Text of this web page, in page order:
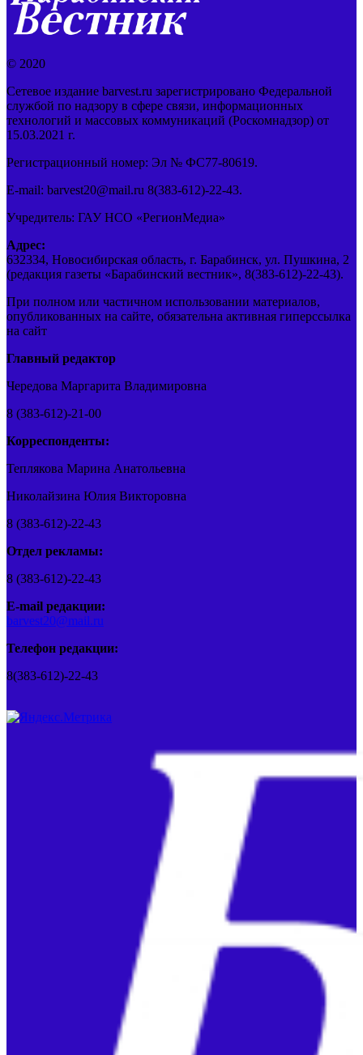
© 2020
Сетевое издание barvest.ru зарегистрировано Федеральной
службой по надзору в сфере связи, информационных
технологий и массовых коммуникаций (Роскомнадзор) от
15.03.2021 г.
Регистрационный номер: Эл № ФС77-80619.
E-mail: barvest20@mail.ru 8(383-612)-22-43.
Учредитель: ГАУ НСО «РегионМедиа»
Адрес:
632334, Новосибирская область, г. Барабинск, ул. Пушкина, 2
(редакция газеты «Барабинский вестник», 8(383-612)-22-43).
При полном или частичном использовании материалов,
опубликованных на сайте, обязательна активная гиперссылка
на сайт
Главный редактор
Чередова Маргарита Владимировна
8 (383-612)-21-00
Корреспонденты:
Теплякова Марина Анатольевна
Николайзина Юлия Викторовна
8 (383-612)-22-43
Отдел рекламы:
8 (383-612)-22-43
E-mail редакции:
barvest20@mail.ru
Телефон редакции:
8(383-612)-22-43